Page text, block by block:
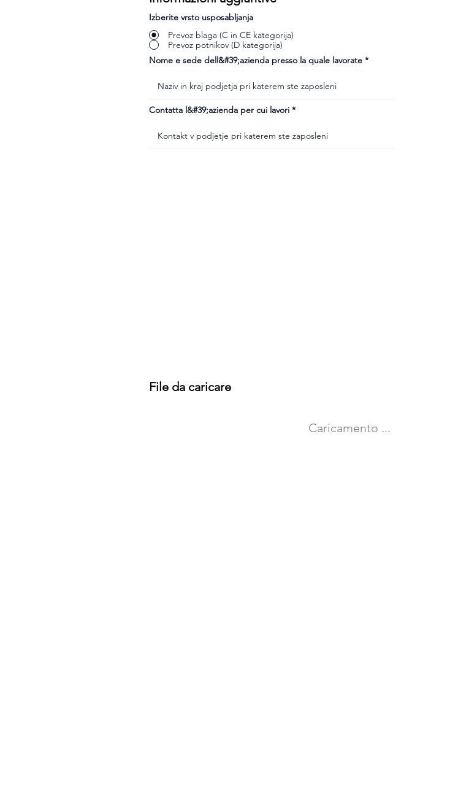
Izberite vrsto usposabljanja
Prevoz blaga (C in CE kategorija)
Prevoz potnikov (D kategorija)
Nome e sede dell&#39;azienda presso la quale lavorate
Contatta l&#39;azienda per cui lavori
File da caricare
Caricamento ...